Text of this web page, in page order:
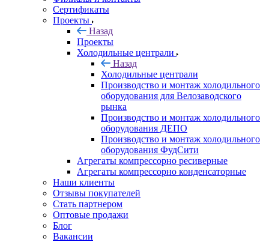
Сертификаты
Проекты
Назад
Проекты
Холодильные централи
Назад
Холодильные централи
Производство и монтаж холодильного
оборудования для Велозаводского
рынка
Производство и монтаж холодильного
оборудования ДЕПО
Производство и монтаж холодильного
оборудования ФудСити
Агрегаты компрессорно ресиверные
Агрегаты компрессорно конденсаторные
Наши клиенты
Отзывы покупателей
Стать партнером
Оптовые продажи
Блог
Вакансии